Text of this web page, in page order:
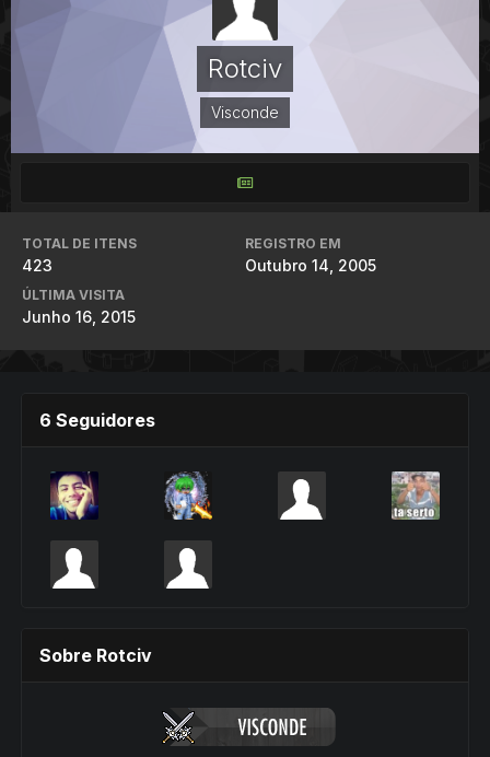
Rotciv
Visconde
TOTAL DE ITENS
423
REGISTRO EM
Outubro 14, 2005
ÚLTIMA VISITA
Junho 16, 2015
6 Seguidores
Sobre Rotciv